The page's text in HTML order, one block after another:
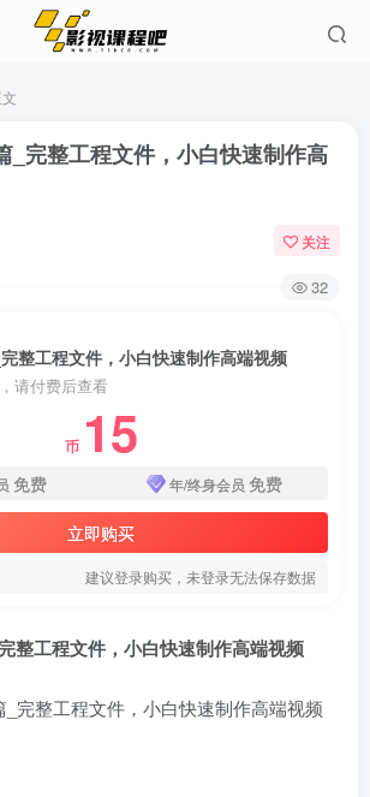
_完整工程文件，小白快速制作高
关注
32
整工程文件，小白快速制作高端视频
请付费后查看
币 15
免费 年/终身会员 免费
立即购买
建议登录购买，未登录无法保存数据
整工程文件，小白快速制作高端视频